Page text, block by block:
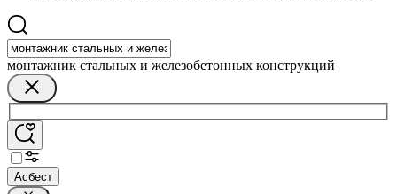
монтажник стальных и железобетонных конструкций
Асбест